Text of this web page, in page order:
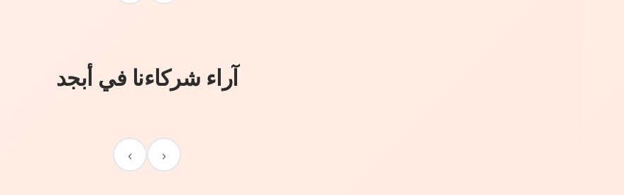
آراء شركاءنا في أبجد
‹
›